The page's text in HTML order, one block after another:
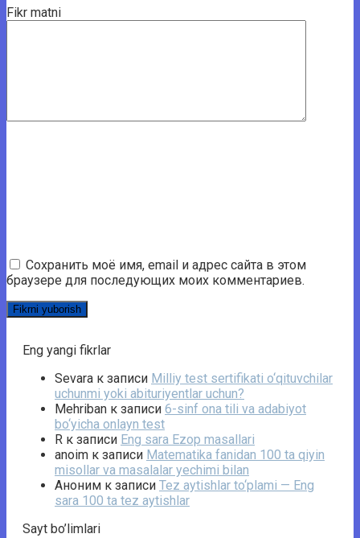
Fikr matni
Сохранить моё имя, email и адрес сайта в этом
браузере для последующих моих комментариев.
Eng yangi fikrlar
Sevara к записи Milliy test sertifikati o‘qituvchilar
uchunmi yoki abituriyentlar uchun?
Mehriban к записи 6-sinf ona tili va adabiyot
bo‘yicha onlayn test
R к записи Eng sara Ezop masallari
anoim к записи Matematika fanidan 100 ta qiyin
misollar va masalalar yechimi bilan
Аноним к записи Tez aytishlar to‘plami — Eng
sara 100 ta tez aytishlar
Sayt bo’limlari